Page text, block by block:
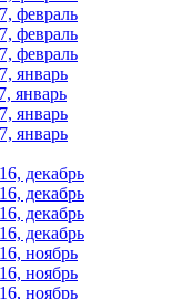
февраль
февраль
февраль
январь
январь
январь
январь
декабрь
декабрь
декабрь
декабрь
ноябрь
ноябрь
ноябрь